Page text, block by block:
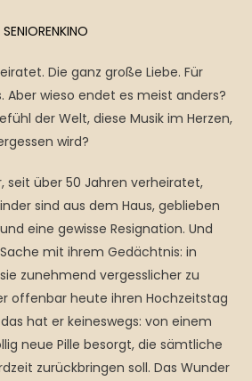
Die ganz große Liebe. Für
Aber wieso endet es meist anders?
der Welt, diese Musik im Herzen,
wird?
seit über 50 Jahren verheiratet,
sind aus dem Haus, geblieben
eine gewisse Resignation. Und
mit ihrem Gedächtnis: in
zunehmend vergesslicher zu
offenbar heute ihren Hochzeitstag
hat er keineswegs: von einem
neue Pille besorgt, die sämtliche
zurückbringen soll. Das Wunder